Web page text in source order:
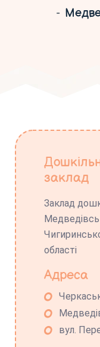
заклад
Заклад
області
Адреса
вул.